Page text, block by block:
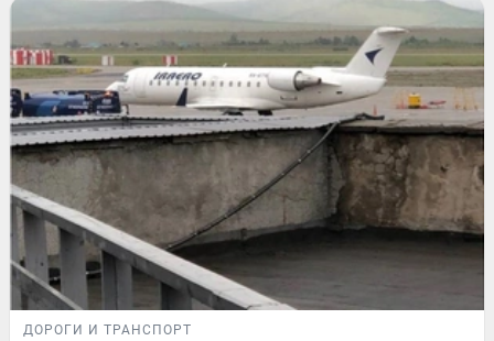
ДОРОГИ И ТРАНСПОРТ